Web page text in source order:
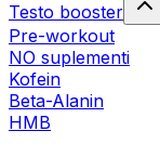
Testo booster
Pre-workout
NO suplementi
Kofein
Beta-Alanin
HMB